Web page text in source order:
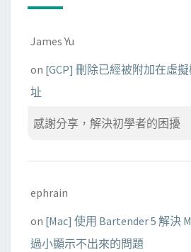
James Yu
on [GCP] 刪除已經被附加在虛
址
感謝分享，解決初學者的困擾
ephrain
on [Mac] 使用 Bartender 5 解決
過小顯示不出來的問題